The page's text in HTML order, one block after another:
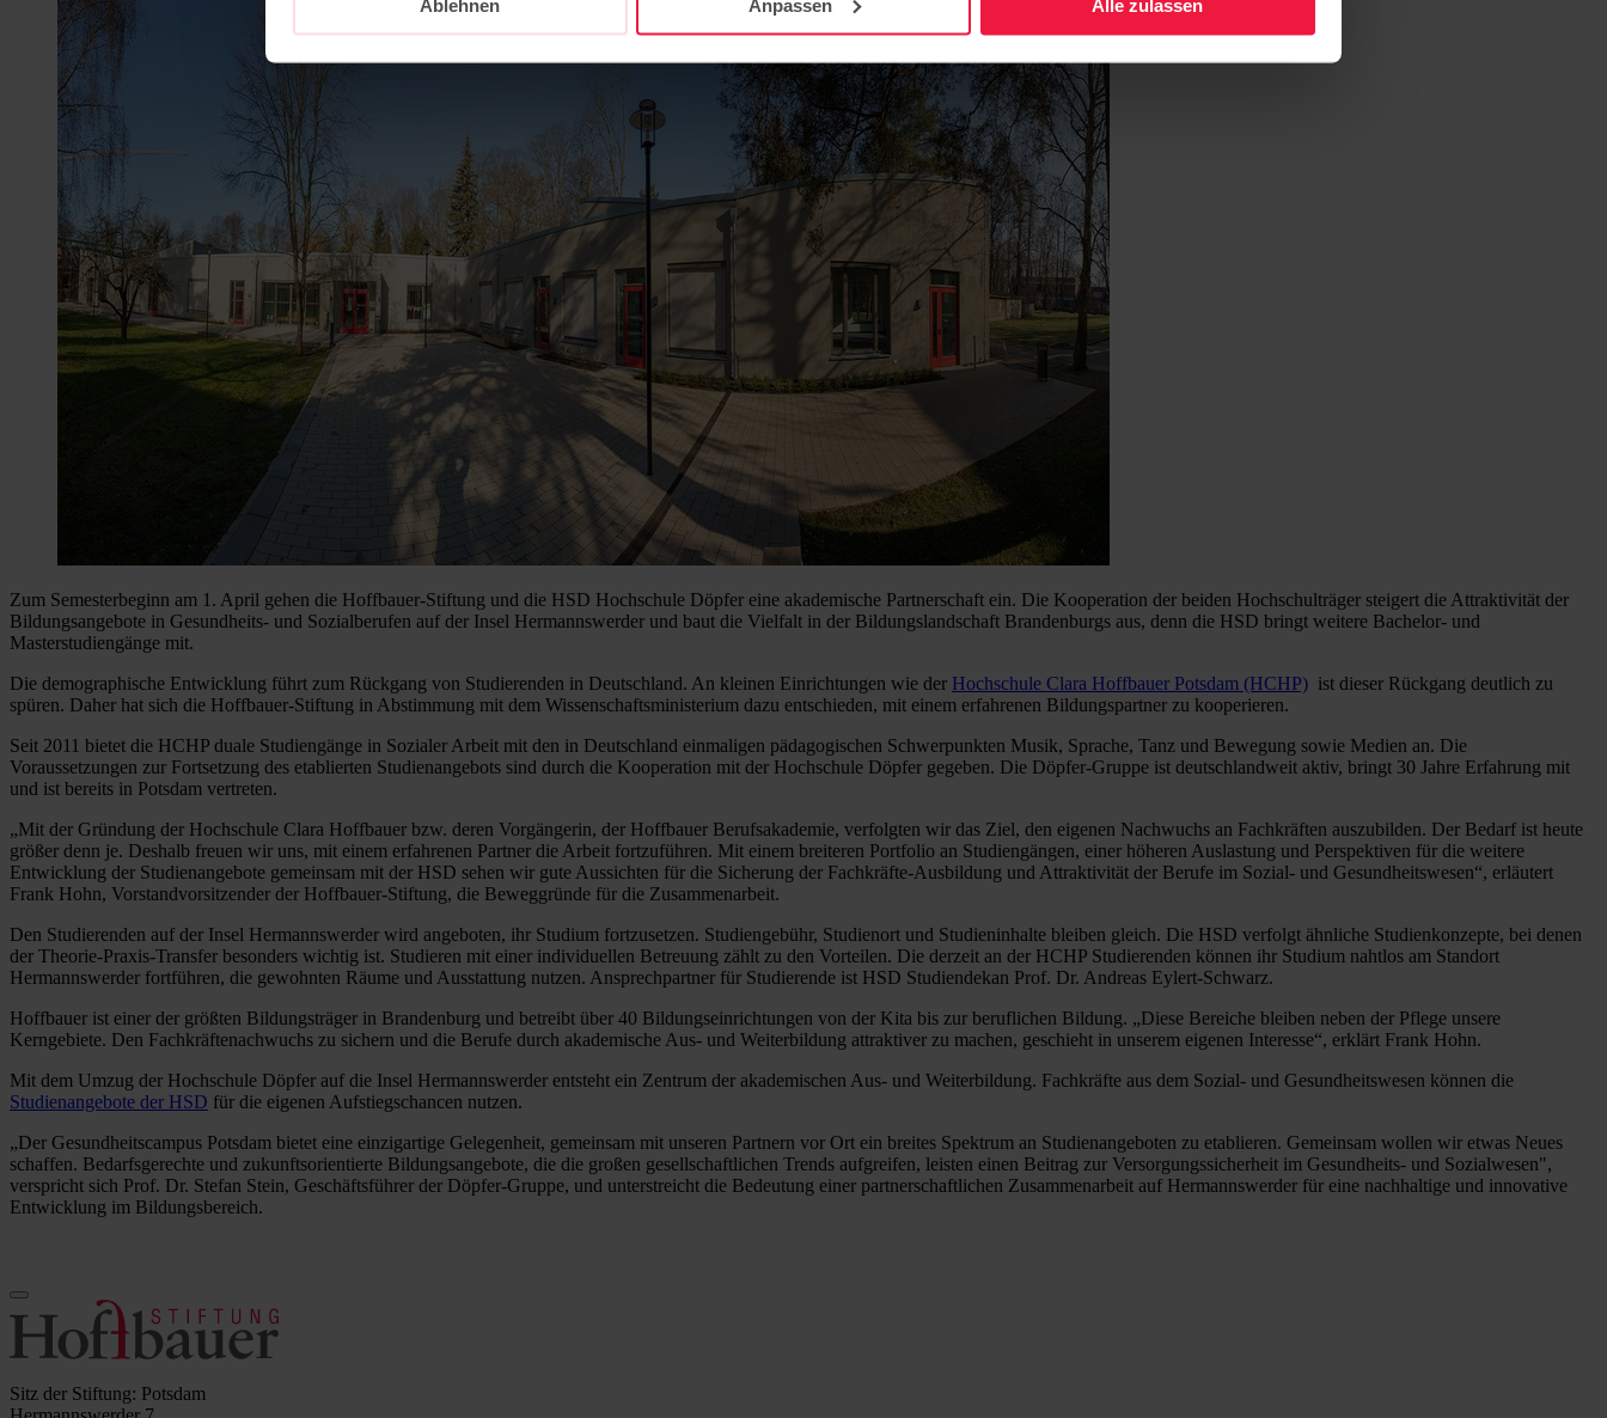
Ablehnen Anpassen Alle zulassen
Zum Semesterbeginn am 1. April gehen die Hoffbauer-Stiftung und die HSD Hochschule Döpfer eine akademische Partnerschaft ein. Die Kooperation der beiden Hochschulträger steigert die Attraktivität der
Bildungsangebote in Gesundheits- und Sozialberufen auf der Insel Hermannswerder und baut die Vielfalt in der Bildungslandschaft Brandenburgs aus, denn die HSD bringt weitere Bachelor- und
Masterstudiengänge mit.
Die demographische Entwicklung führt zum Rückgang von Studierenden in Deutschland. An kleinen Einrichtungen wie der Hochschule Clara Hoffbauer Potsdam (HCHP) ist dieser Rückgang deutlich zu
spüren. Daher hat sich die Hoffbauer-Stiftung in Abstimmung mit dem Wissenschaftsministerium dazu entschieden, mit einem erfahrenen Bildungspartner zu kooperieren.
Seit 2011 bietet die HCHP duale Studiengänge in Sozialer Arbeit mit den in Deutschland einmaligen pädagogischen Schwerpunkten Musik, Sprache, Tanz und Bewegung sowie Medien an. Die
Voraussetzungen zur Fortsetzung des etablierten Studienangebots sind durch die Kooperation mit der Hochschule Döpfer gegeben. Die Döpfer-Gruppe ist deutschlandweit aktiv, bringt 30 Jahre Erfahrung mit
und ist bereits in Potsdam vertreten.
„Mit der Gründung der Hochschule Clara Hoffbauer bzw. deren Vorgängerin, der Hoffbauer Berufsakademie, verfolgten wir das Ziel, den eigenen Nachwuchs an Fachkräften auszubilden. Der Bedarf ist heute
größer denn je. Deshalb freuen wir uns, mit einem erfahrenen Partner die Arbeit fortzuführen. Mit einem breiteren Portfolio an Studiengängen, einer höheren Auslastung und Perspektiven für die weitere
Entwicklung der Studienangebote gemeinsam mit der HSD sehen wir gute Aussichten für die Sicherung der Fachkräfte-Ausbildung und Attraktivität der Berufe im Sozial- und Gesundheitswesen“, erläutert
Frank Hohn, Vorstandvorsitzender der Hoffbauer-Stiftung, die Beweggründe für die Zusammenarbeit.
Den Studierenden auf der Insel Hermannswerder wird angeboten, ihr Studium fortzusetzen. Studiengebühr, Studienort und Studieninhalte bleiben gleich. Die HSD verfolgt ähnliche Studienkonzepte, bei denen
der Theorie-Praxis-Transfer besonders wichtig ist. Studieren mit einer individuellen Betreuung zählt zu den Vorteilen. Die derzeit an der HCHP Studierenden können ihr Studium nahtlos am Standort
Hermannswerder fortführen, die gewohnten Räume und Ausstattung nutzen. Ansprechpartner für Studierende ist HSD Studiendekan Prof. Dr. Andreas Eylert-Schwarz.
Hoffbauer ist einer der größten Bildungsträger in Brandenburg und betreibt über 40 Bildungs­einrichtungen von der Kita bis zur beruflichen Bildung. „Diese Bereiche bleiben neben der Pflege unsere
Kerngebiete. Den Fachkräftenachwuchs zu sichern und die Berufe durch akademische Aus- und Weiter­bildung attraktiver zu machen, geschieht in unserem eigenen Interesse“, erklärt Frank Hohn.
Mit dem Umzug der Hochschule Döpfer auf die Insel Hermannswerder entsteht ein Zentrum der akademischen Aus- und Weiterbildung. Fachkräfte aus dem Sozial- und Gesundheitswesen können die
Studienangebote der HSD für die eigenen Aufstiegschancen nutzen.
„Der Gesundheitscampus Potsdam bietet eine einzigartige Gelegenheit, gemeinsam mit unseren Partnern vor Ort ein breites Spektrum an Studienangeboten zu etablieren. Gemeinsam wollen wir etwas Neues
schaffen. Bedarfsgerechte und zukunftsorientierte Bildungsangebote, die die großen gesellschaftlichen Trends aufgreifen, leisten einen Beitrag zur Versorgungssicherheit im Gesundheits- und Sozialwesen",
verspricht sich Prof. Dr. Stefan Stein, Geschäftsführer der Döpfer-Gruppe, und unterstreicht die Bedeutung einer partnerschaftlichen Zusammenarbeit auf Hermannswerder für eine nachhaltige und innovative
Entwicklung im Bildungsbereich.
Sitz der Stiftung: Potsdam